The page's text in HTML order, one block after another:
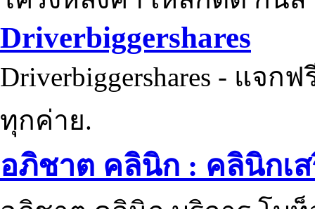
Driverbiggershares
Driverbiggershares - แจก
ทุกค่าย.
อภิชาต คลินิก : คลินิกเ